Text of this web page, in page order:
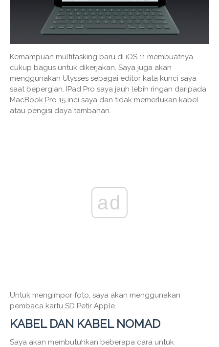
Kemampuan multitasking baru di iOS 11 membuatnya
cukup bagus untuk dikerjakan. Saya juga akan
menggunakan Ulysses sebagai editor kata kunci saya
saat bepergian. IPad Pro saya jauh lebih ringan daripada
MacBook Pro 15 inci saya dan tidak memerlukan kabel
atau pengisi daya tambahan.
ad
Untuk mengimpor foto, saya akan menggunakan
pembaca kartu SD Petir Apple.
KABEL DAN KABEL NOMAD
Saya akan membutuhkan beberapa cara untuk